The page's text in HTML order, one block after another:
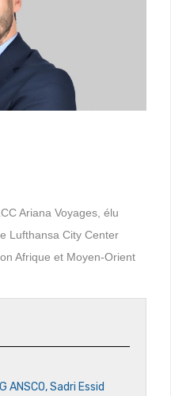
Ariana Voyages, élu
Lufthansa City Center
Afrique et Moyen-Orient
ANSCO, Sadri Essid